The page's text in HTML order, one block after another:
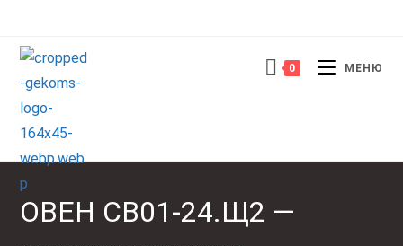
содержимому
0 МЕНЮ
ОВЕН СВ01-24.Щ2 —